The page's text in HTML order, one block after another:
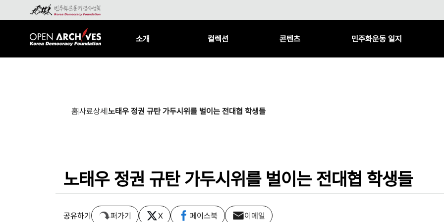
소개 컬렉션 콘텐츠 민주화운동 일지
홈사료상세노태우 정권 규탄 가두시위를 벌이는 전대협 학생들
노태우 정권 규탄 가두시위를 벌이는 전대협 학생들
공유하기 퍼가기 X 페이스북 이메일